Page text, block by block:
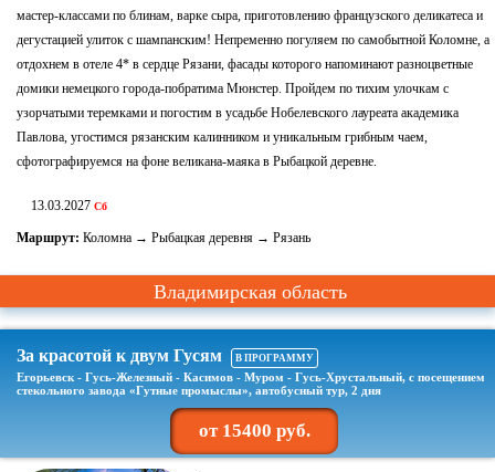
мастер-классами по блинам, варке сыра, приготовлению французского деликатеса и
дегустацией улиток с шампанским! Непременно погуляем по самобытной Коломне, а
отдохнем в отеле 4* в сердце Рязани, фасады которого напоминают разноцветные
домики немецкого города-побратима Мюнстер. Пройдем по тихим улочкам с
узорчатыми теремками и погостим в усадьбе Нобелевского лауреата академика
Павлова, угостимся рязанским калинником и уникальным грибным чаем,
сфотографируемся на фоне великана-маяка в Рыбацкой деревне.
13.03.2027 Сб
Маршрут: Коломна → Рыбацкая деревня → Рязань
Владимирская область
За красотой к двум Гусям В ПРОГРАММУ
Егорьевск - Гусь-Железный - Касимов - Муром - Гусь-Хрустальный, с посещением
стекольного завода «Гутные промыслы», автобусный тур, 2 дня
от 15400 руб.